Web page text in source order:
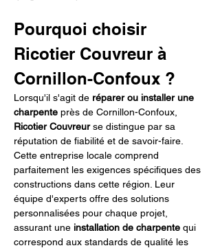
Pourquoi choisir
Ricotier Couvreur à
Cornillon-Confoux ?
Lorsqu'il s'agit de réparer ou installer une
charpente près de Cornillon-Confoux,
Ricotier Couvreur se distingue par sa
réputation de fiabilité et de savoir-faire.
Cette entreprise locale comprend
parfaitement les exigences spécifiques des
constructions dans cette région. Leur
équipe d'experts offre des solutions
personnalisées pour chaque projet,
assurant une installation de charpente qui
correspond aux standards de qualité les